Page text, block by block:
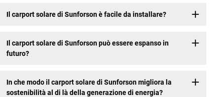
Il carport solare di Sunforson è facile da installare?
Il carport solare di Sunforson può essere espanso in
futuro?
In che modo il carport solare di Sunforson migliora la
sostenibilità al di là della generazione di energia?